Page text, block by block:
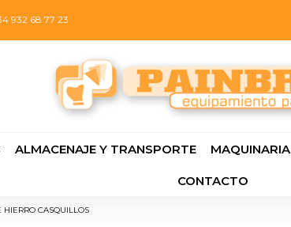
932 68 77 23
ALMACENAJE Y TRANSPORTE MAQUINARIA
CONTACTO
HIERRO CASQUILLOS